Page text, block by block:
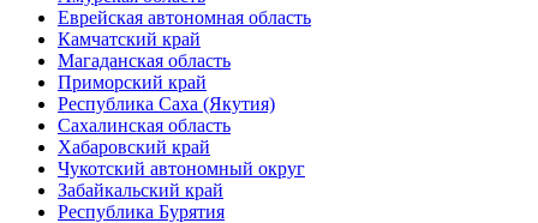
Еврейская автономная область
Камчатский край
Магаданская область
Приморский край
Республика Саха (Якутия)
Сахалинская область
Хабаровский край
Чукотский автономный округ
Забайкальский край
Республика Бурятия